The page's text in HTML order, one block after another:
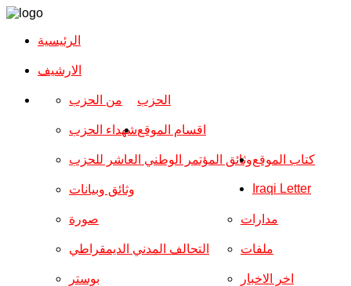
الرئيسية
الارشیف
الحزب من الحزب
شهداء الحزب
وثائق المؤتمر الوطني العاشر للحزب
وثائق وبيانات
اقسام الموقع
صورة
التحالف المدني الديمقراطي
بوستر
مدارات
ملفات
اخر الاخبار
كتاب الموقع
Iraqi Letter